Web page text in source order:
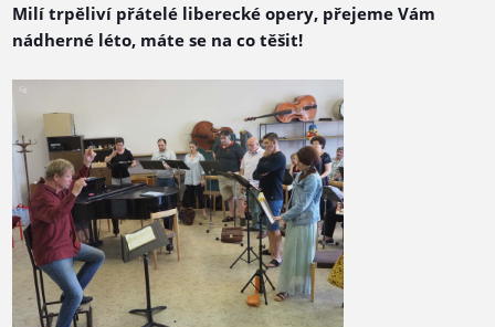
Milí trpěliví přátelé liberecké opery, přejeme Vám
nádherné léto, máte se na co těšit!